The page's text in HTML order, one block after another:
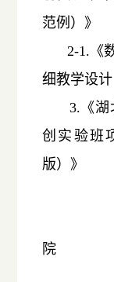
范例）》
2-1.《
细教学设计
3.《湖
创实验班
版）》
院